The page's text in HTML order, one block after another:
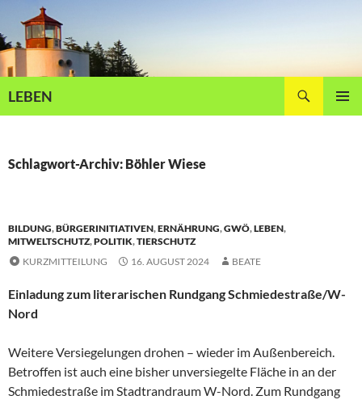
Inhalt
springen
LEBEN
Schlagwort-Archiv: Böhler Wiese
BILDUNG,BÜRGERINITIATIVEN,ERNÄHRUNG,GWÖ,LEBEN,
MITWELTSCHUTZ,POLITIK,TIERSCHUTZ
KURZMITTEILUNG
16. AUGUST 2024 BEATE
Einladung zum literarischen Rundgang Schmiedestraße/W-
Nord
Weitere Versiegelungen drohen – wieder im Außenbereich.
Betroffen ist auch eine bisher unversiegelte Fläche in an der
Schmiedestraße im Stadtrandraum W-Nord. Zum Rundgang